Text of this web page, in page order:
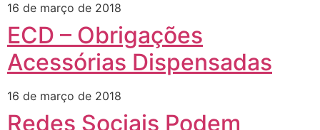
16 de março de 2018
ECD – Obrigações
Acessórias Dispensadas
16 de março de 2018
Redes Sociais Podem